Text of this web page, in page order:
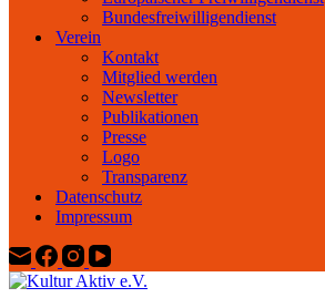
Bundesfreiwilligendienst
Verein
Kontakt
Mitglied werden
Newsletter
Publikationen
Presse
Logo
Transparenz
Datenschutz
Impressum